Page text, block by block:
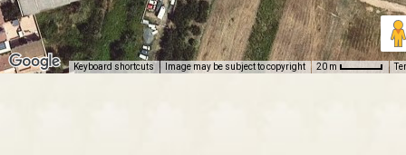
Keyboard shortcuts Image may be subject to copyright 20 m